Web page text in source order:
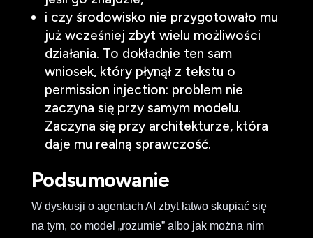
i czy środowisko nie przygotowało mu
już wcześniej zbyt wielu możliwości
działania. To dokładnie ten sam
wniosek, który płynął z tekstu o
permission injection: problem nie
zaczyna się przy samym modelu.
Zaczyna się przy architekturze, która
daje mu realną sprawczość.
Podsumowanie
W dyskusji o agentach AI zbyt łatwo skupiać się
na tym, co model „rozumie” albo jak można nim